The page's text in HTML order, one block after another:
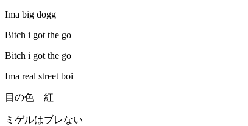
Ima big dogg
Bitch i got the go
Bitch i got the go
Ima real street boi
目の色 紅
ミゲルはブレない